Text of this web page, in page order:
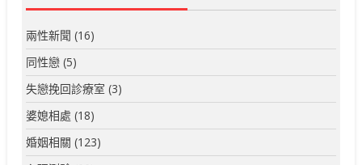
兩性新聞 (16)
同性戀 (5)
失戀挽回診療室 (3)
婆媳相處 (18)
婚姻相關 (123)